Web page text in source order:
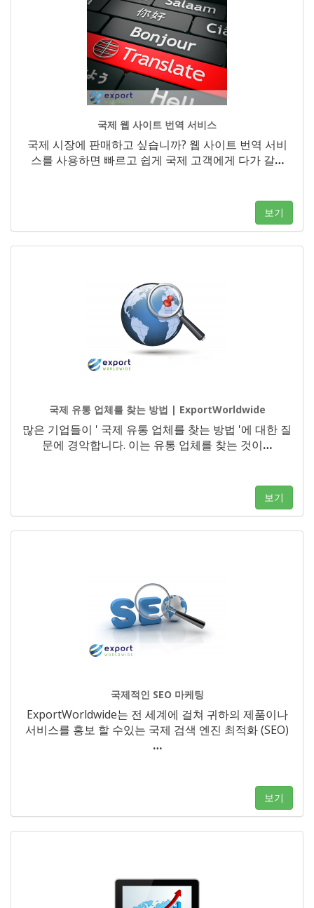
국제 웹 사이트 번역 서비스
국제 시장에 판매하고 싶습니까? 웹 사이트 번역 서비
스를 사용하면 빠르고 쉽게 국제 고객에게 다가 갈…
보기
국제 유통 업체를 찾는 방법 | ExportWorldwide
많은 기업들이 ' 국제 유통 업체를 찾는 방법 '에 대한 질
문에 경악합니다. 이는 유통 업체를 찾는 것이…
보기
국제적인 SEO 마케팅
ExportWorldwide는 전 세계에 걸쳐 귀하의 제품이나
서비스를 홍보 할 수있는 국제 검색 엔진 최적화 (SEO)
…
보기